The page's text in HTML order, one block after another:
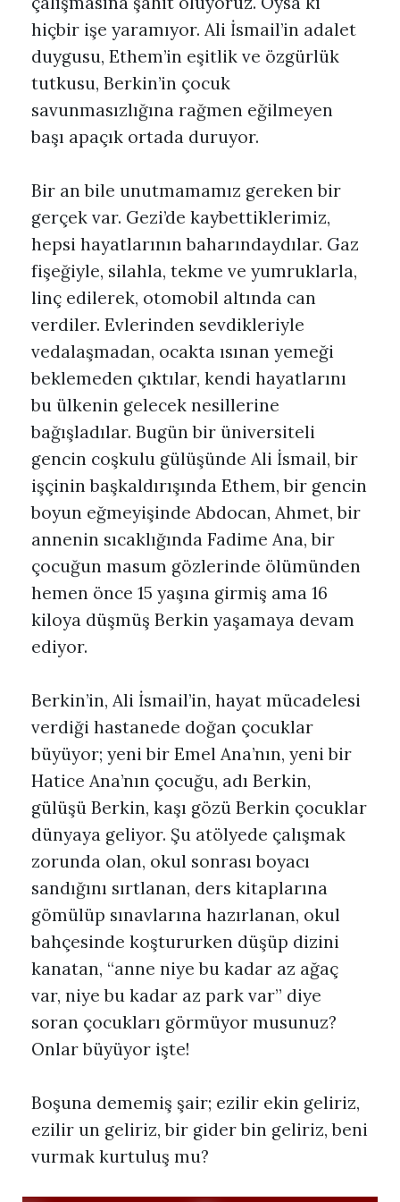
hiçbir işe yaramıyor. Ali İsmail’in adalet
duygusu, Ethem’in eşitlik ve özgürlük
tutkusu, Berkin’in çocuk
savunmasızlığına rağmen eğilmeyen
başı apaçık ortada duruyor.
Bir an bile unutmamamız gereken bir
gerçek var. Gezi’de kaybettiklerimiz,
hepsi hayatlarının baharındaydılar. Gaz
fişeğiyle, silahla, tekme ve yumruklarla,
linç edilerek, otomobil altında can
verdiler. Evlerinden sevdikleriyle
vedalaşmadan, ocakta ısınan yemeği
beklemeden çıktılar, kendi hayatlarını
bu ülkenin gelecek nesillerine
bağışladılar. Bugün bir üniversiteli
gencin coşkulu gülüşünde Ali İsmail, bir
işçinin başkaldırışında Ethem, bir gencin
boyun eğmeyişinde Abdocan, Ahmet, bir
annenin sıcaklığında Fadime Ana, bir
çocuğun masum gözlerinde ölümünden
hemen önce 15 yaşına girmiş ama 16
kiloya düşmüş Berkin yaşamaya devam
ediyor.
Berkin’in, Ali İsmail’in, hayat mücadelesi
verdiği hastanede doğan çocuklar
büyüyor; yeni bir Emel Ana’nın, yeni bir
Hatice Ana’nın çocuğu, adı Berkin,
gülüşü Berkin, kaşı gözü Berkin çocuklar
dünyaya geliyor. Şu atölyede çalışmak
zorunda olan, okul sonrası boyacı
sandığını sırtlanan, ders kitaplarına
gömülüp sınavlarına hazırlanan, okul
bahçesinde koştururken düşüp dizini
kanatan, “anne niye bu kadar az ağaç
var, niye bu kadar az park var” diye
soran çocukları görmüyor musunuz?
Onlar büyüyor işte!
Boşuna dememiş şair; ezilir ekin geliriz,
ezilir un geliriz, bir gider bin geliriz, beni
vurmak kurtuluş mu?